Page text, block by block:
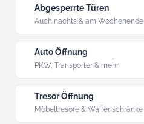
Abgesperrte Türen
Auch nachts & am Wochenende
Auto Öffnung
PKW, Transporter & mehr
Tresor Öffnung
Möbeltresore & Waffenschränke